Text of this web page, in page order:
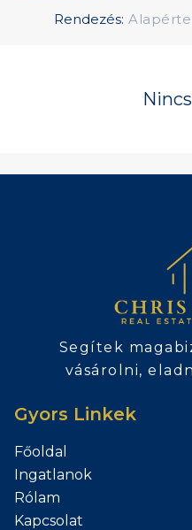
Rendezés:
Segítek
vásárolni,
Gyors Linkek
Főoldal
Ingatlanok
Rólam
Kapcsolat